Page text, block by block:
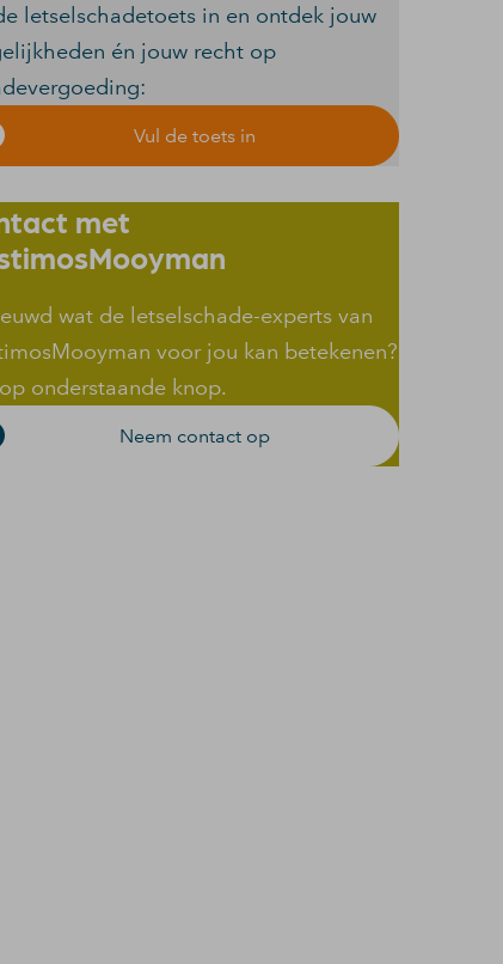
letselschadetoets in en ontdek jouw
én jouw recht op
Vul de toets in
met
wat de letselschade-experts van
voor jou kan betekenen?
onderstaande knop.
Neem contact op